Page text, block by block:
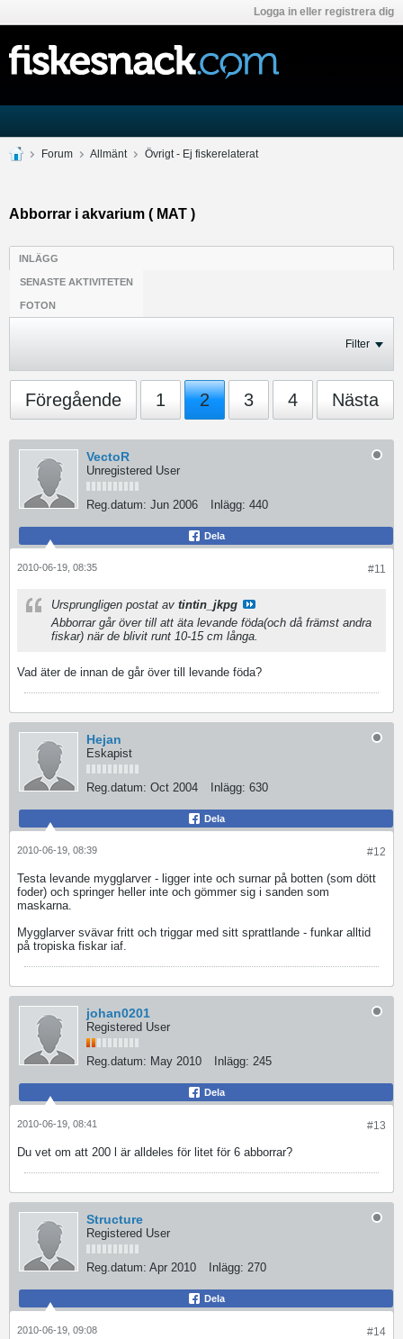
Logga in eller registrera dig
Forum Allmänt Övrigt - Ej fiskerelaterat
Abborrar i akvarium ( MAT )
INLÄGG
SENASTE AKTIVITETEN
FOTON
Filter
Föregående 1 2 3 4 Nästa
VectoR
Unregistered User
Reg.datum: Jun 2006 Inlägg: 440
Dela
#11
2010-06-19, 08:35
Ursprungligen postat av tintin_jkpg
Abborrar går över till att äta levande föda(och då främst andra
fiskar) när de blivit runt 10-15 cm långa.
Vad äter de innan de går över till levande föda?
Hejan
Eskapist
Reg.datum: Oct 2004 Inlägg: 630
Dela
#12
2010-06-19, 08:39
Testa levande mygglarver - ligger inte och surnar på botten (som dött
foder) och springer heller inte och gömmer sig i sanden som
maskarna.
Mygglarver svävar fritt och triggar med sitt sprattlande - funkar alltid
på tropiska fiskar iaf.
johan0201
Registered User
Reg.datum: May 2010 Inlägg: 245
Dela
#13
2010-06-19, 08:41
Du vet om att 200 l är alldeles för litet för 6 abborrar?
Structure
Registered User
Reg.datum: Apr 2010 Inlägg: 270
Dela
#14
2010-06-19, 09:08